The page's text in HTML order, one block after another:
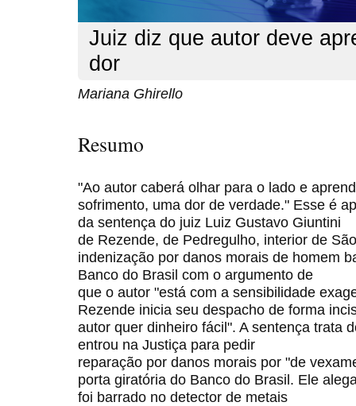
Juiz diz que autor deve
dor
Mariana Ghirello
Resumo
"Ao autor caberá olhar para o lado e
sofrimento, uma dor de verdade." Esse é
da sentença do juiz Luiz Gustavo Giuntini
de Rezende, de Pedregulho, interior de
indenização por danos morais de homem
Banco do Brasil com o argumento de
que o autor "está com a sensibilidade
Rezende inicia seu despacho de forma
autor quer dinheiro fácil". A sentença trata
entrou na Justiça para pedir
reparação por danos morais por "de
porta giratória do Banco do Brasil. Ele
foi barrado no detector de metais